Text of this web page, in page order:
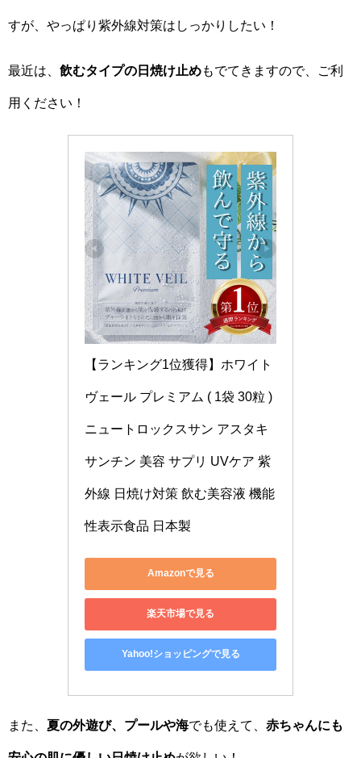
すが、やっぱり紫外線対策はしっかりしたい！
最近は、 飲むタイプの日焼け止めもでてきますので、ご利
用ください！
【ランキング1位獲得】ホワイト
ヴェール プレミアム ( 1袋 30粒 )
ニュートロックスサン アスタキ
サンチン 美容 サプリ UVケア 紫
外線 日焼け対策 飲む美容液 機能
性表示食品 日本製
Amazonで見る
楽天市場で見る
Yahoo!ショッピングで見る
また、 夏の外遊び、プールや海でも使えて、 赤ちゃんにも